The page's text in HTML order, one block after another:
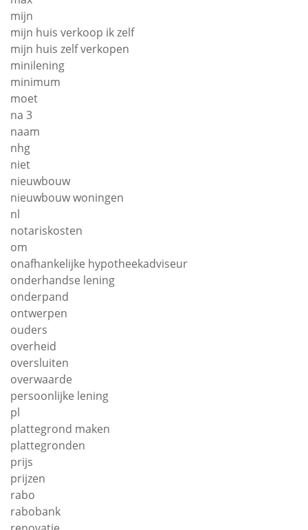
mijn
mijn huis verkoop ik zelf
mijn huis zelf verkopen
minilening
minimum
moet
na 3
naam
nhg
niet
nieuwbouw
nieuwbouw woningen
nl
notariskosten
om
onafhankelijke hypotheekadviseur
onderhandse lening
onderpand
ontwerpen
ouders
overheid
oversluiten
overwaarde
persoonlijke lening
pl
plattegrond maken
plattegronden
prijs
prijzen
rabo
rabobank